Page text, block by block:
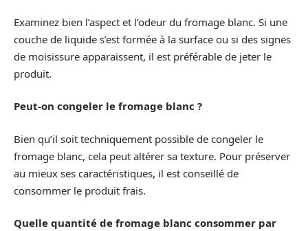
Examinez bien l’aspect et l’odeur du fromage blanc. Si une
couche de liquide s’est formée à la surface ou si des signes
de moisissure apparaissent, il est préférable de jeter le
produit.
Peut-on congeler le fromage blanc ?
Bien qu’il soit techniquement possible de congeler le
fromage blanc, cela peut altérer sa texture. Pour préserver
au mieux ses caractéristiques, il est conseillé de
consommer le produit frais.
Quelle quantité de fromage blanc consommer par